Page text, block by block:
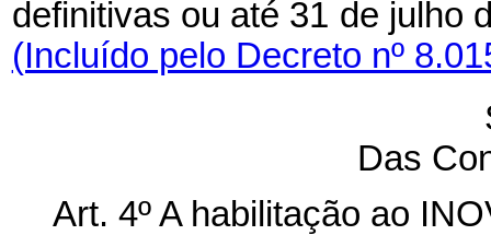
definitivas ou até 31 de
(Incluído pelo Decreto nº
Das
Art. 4º A habilitação ao